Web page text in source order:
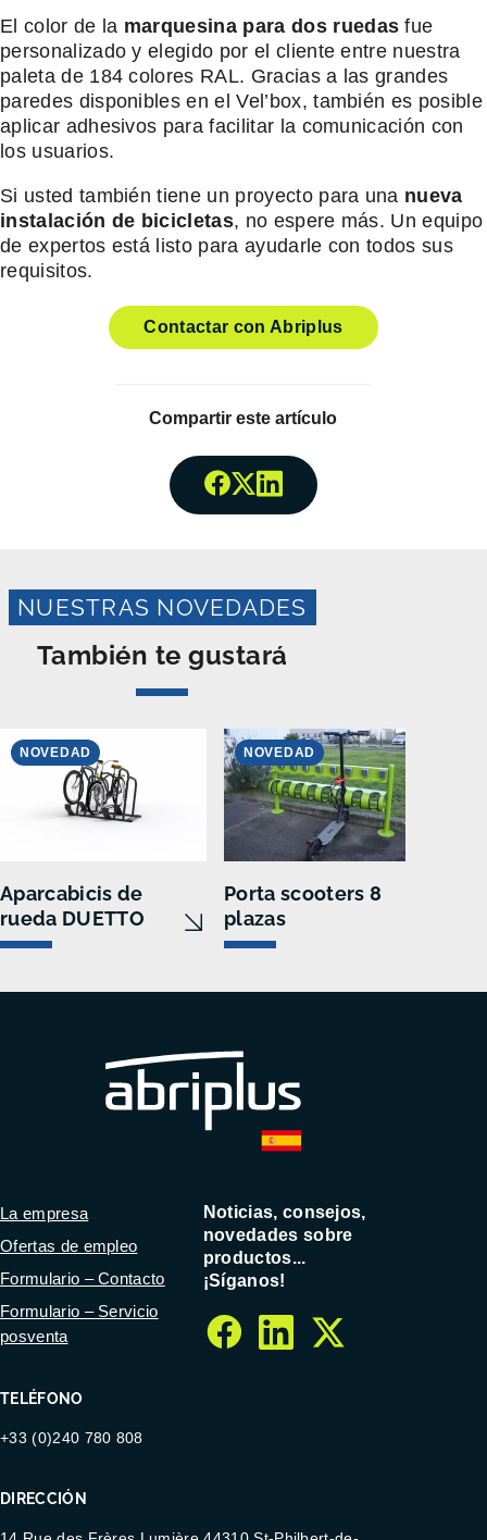
El color de la marquesina para dos ruedas fue
personalizado y elegido por el cliente entre nuestra
paleta de 184 colores RAL. Gracias a las grandes
paredes disponibles en el Vel’box, también es posible
aplicar adhesivos para facilitar la comunicación con
los usuarios.
Si usted también tiene un proyecto para una nueva
instalación de bicicletas, no espere más. Un equipo
de expertos está listo para ayudarle con todos sus
requisitos.
Contactar con Abriplus
Compartir este artículo
Compartir enFacebook
Compartir enTwitter
Compartir
NUESTRAS NOVEDADES
También te gustará
Aparcabicis de
rueda DUETTO
NOVEDAD
Porta scooters 8
plazas
NOVEDAD
TELÉFONO
+33 (0)240 780 808
DIRECCIÓN
La empresa
Ofertas de empleo
Formulario – Contacto
Formulario – Servicio
posventa
Noticias, consejos,
novedades sobre
productos...
¡Síganos!
facebook
linkedin
twitter